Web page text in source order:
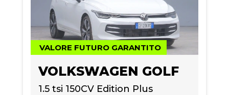
VALORE FUTURO GARANTITO
VOLKSWAGEN GOLF
1.5 tsi 150CV Edition Plus